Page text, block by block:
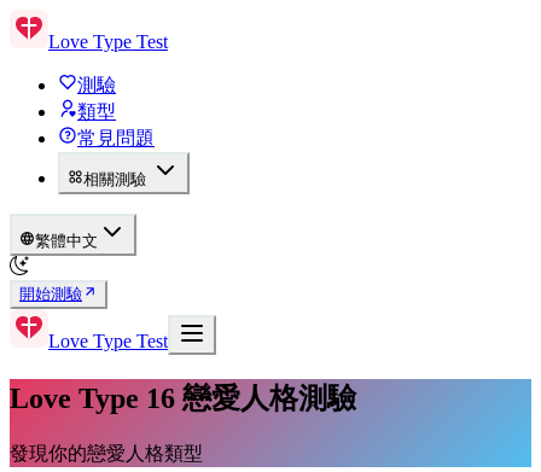
Love Type Test
測驗
類型
常見問題
相關測驗
繁體中文
開始測驗
Love Type Test
Love Type 16 戀愛人格測驗
發現你的戀愛人格類型